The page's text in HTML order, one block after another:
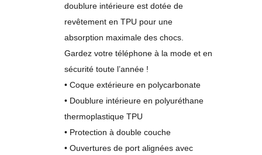
doublure intérieure est dotée de
revêtement en TPU pour une
absorption maximale des chocs.
Gardez votre téléphone à la mode et en
sécurité toute l’année !
• Coque extérieure en polycarbonate
• Doublure intérieure en polyuréthane
thermoplastique TPU
• Protection à double couche
• Ouvertures de port alignées avec